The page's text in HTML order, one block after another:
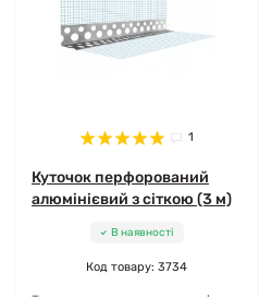
1
Куточок перфорований
алюмінієвий з сіткою (3 м)
В наявності
Код товару: 3734